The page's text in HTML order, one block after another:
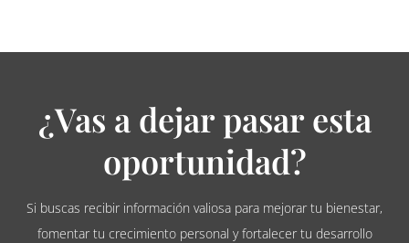
¿Vas a dejar pasar esta
oportunidad?
Si buscas recibir información valiosa para mejorar tu bienestar,
fomentar tu crecimiento personal y fortalecer tu desarrollo